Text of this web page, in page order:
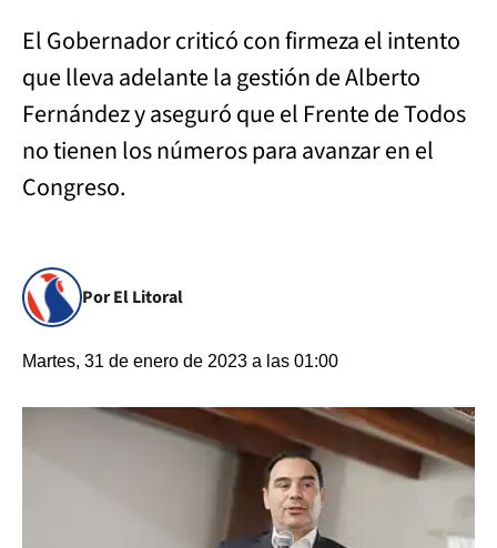
El Gobernador criticó con firmeza el intento
que lleva adelante la gestión de Alberto
Fernández y aseguró que el Frente de Todos
no tienen los números para avanzar en el
Congreso.
Por El Litoral
Martes, 31 de enero de 2023 a las 01:00